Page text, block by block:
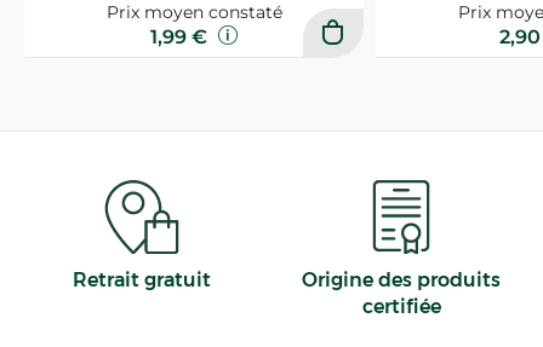
Prix moyen constaté
1,99 €
Prix
Retrait gratuit
Origine des produits
certifiée